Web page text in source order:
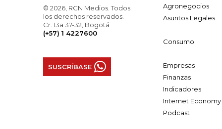
© 2026, RCN Medios. Todos
los derechos reservados.
Cr. 13a 37-32, Bogotá
(+57) 1 4227600
SUSCRÍBASE
Agronegocios
Asuntos Legales
Consumo
Empresas
Finanzas
Indicadores
Internet Economy
Podcast